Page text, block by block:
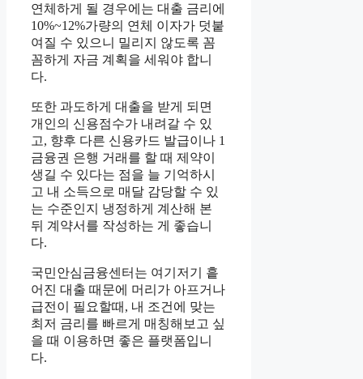
연체하게 될 경우에는 대출 금리에
10%~12%가량의 연체 이자가 덧붙
여질 수 있으니 밀리지 않도록 꼼
꼼하게 자금 계획을 세워야 합니
다.
또한 과도하게 대출을 받게 되면
개인의 신용점수가 내려갈 수 있
고, 향후 다른 신용카드 발급이나 1
금융권 은행 거래를 할 때 제약이
생길 수 있다는 점을 늘 기억하시
고 내 소득으로 매달 감당할 수 있
는 수준인지 냉정하게 계산해 본
뒤 계약서를 작성하는 게 좋습니
다.
국민안심금융센터는 여기저기 흩
어진 대출 때문에 머리가 아프거나
급전이 필요할때, 내 조건에 맞는
최저 금리를 빠르게 매칭해보고 싶
을 때 이용하면 좋은 플랫폼입니
다.